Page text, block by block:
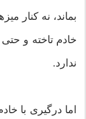
بماند، نه کنار
خادم تاخته و
ندارد.
اما درگیری با